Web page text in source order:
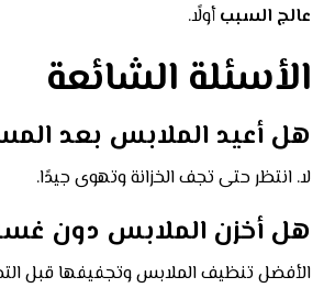
عالج السببأولًا.
الأسئلة الشائعة
هل أعيد الملابس بعد
لا. انتظر حتى تجف الخزانة وتهوى جيدًا.
هل أخزن الملابس دون
الأفضل تنظيف الملابس وتجفيفها قبل